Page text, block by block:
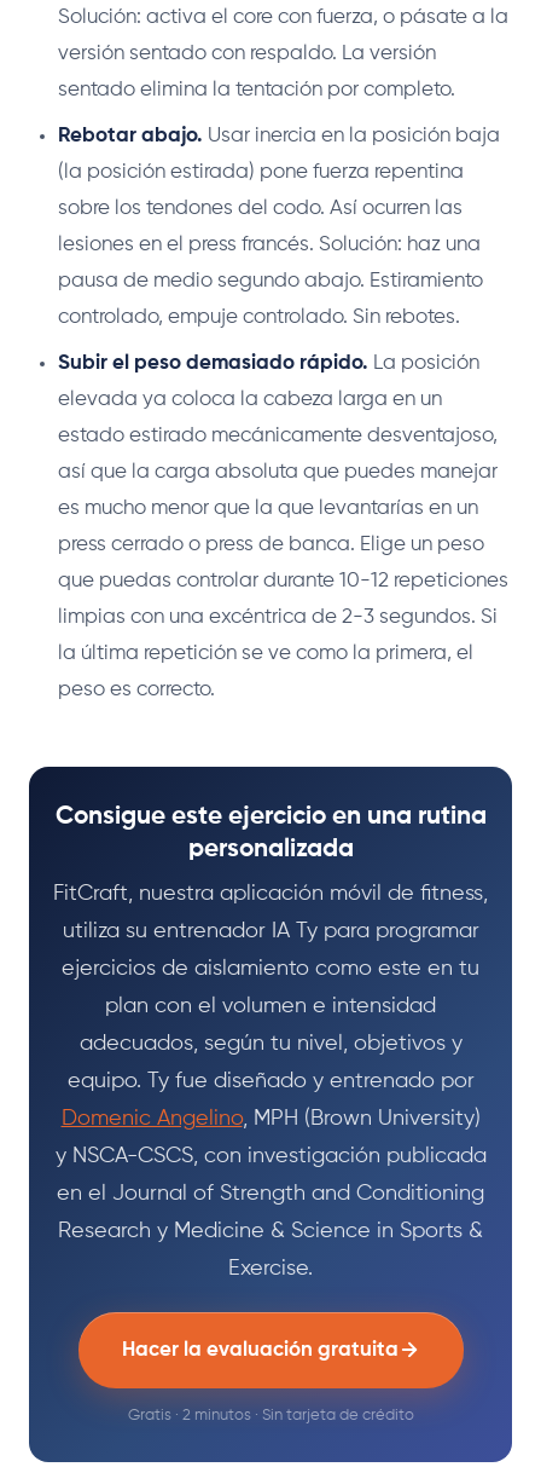
Solución: activa el core con fuerza, o pásate a la
versión sentado con respaldo. La versión
sentado elimina la tentación por completo.
Rebotar abajo. Usar inercia en la posición baja
(la posición estirada) pone fuerza repentina
sobre los tendones del codo. Así ocurren las
lesiones en el press francés. Solución: haz una
pausa de medio segundo abajo. Estiramiento
controlado, empuje controlado. Sin rebotes.
Subir el peso demasiado rápido. La posición
elevada ya coloca la cabeza larga en un
estado estirado mecánicamente desventajoso,
así que la carga absoluta que puedes manejar
es mucho menor que la que levantarías en un
press cerrado o press de banca. Elige un peso
que puedas controlar durante 10-12 repeticiones
limpias con una excéntrica de 2-3 segundos. Si
la última repetición se ve como la primera, el
peso es correcto.
Consigue este ejercicio en una rutina
personalizada
FitCraft, nuestra aplicación móvil de fitness,
utiliza su entrenador IA Ty para programar
ejercicios de aislamiento como este en tu
plan con el volumen e intensidad
adecuados, según tu nivel, objetivos y
equipo. Ty fue diseñado y entrenado por
Domenic Angelino, MPH (Brown University)
y NSCA-CSCS, con investigación publicada
en el Journal of Strength and Conditioning
Research y Medicine & Science in Sports &
Exercise.
Hacer la evaluación gratuita
Gratis · 2 minutos · Sin tarjeta de crédito